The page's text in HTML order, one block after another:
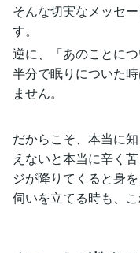
そんな切実なメッセ
す。
逆に、「あのことに
半分で眠りについた
ません。
だからこそ、本当に
えないと本当に辛く
ジが降りてくると身
伺いを立てる時も、こ